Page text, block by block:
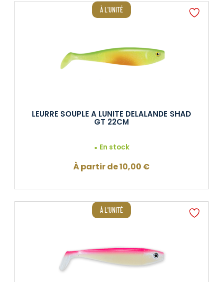
À L'UNITÉ
LEURRE SOUPLE A LUNITE DELALANDE SHAD
GT 22CM
En stock
À partir de10,00 €
À L'UNITÉ